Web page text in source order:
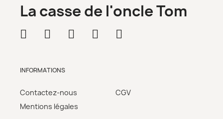
La casse de l'oncle Tom
INFORMATIONS
Contactez-nous
Mentions légales
CGV